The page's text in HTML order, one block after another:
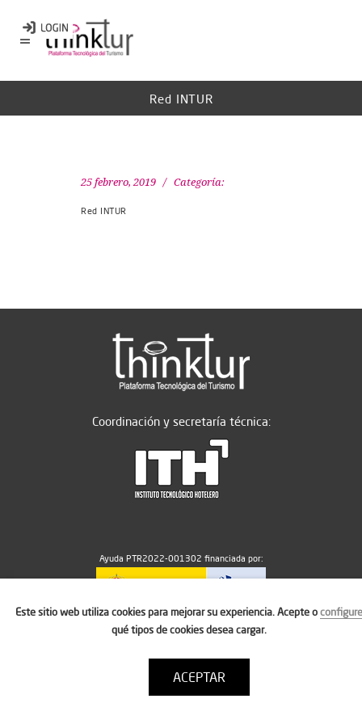
Red INTUR
25 febrero, 2019 Categoría:
Red INTUR
Coordinación y secretaría técnica:
Ayuda PTR2022-001302 financiada por:
MICIU/AEI/10.13039/501100011033
Política de cookies
Condiciones de uso
Este sitio web utiliza cookies para mejorar su experiencia. Acepte oconfigure
qué tipos de cookies desea cargar.
ACEPTAR